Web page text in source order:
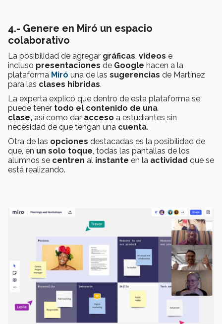
4.- Genere en Miró un espacio
colaborativo
La posibilidad de agregar gráficas videos e
incluso presentaciones de Google hacen a la
plataforma Miró una de las sugerencias de Martínez
para las clases híbridas.
La experta explicó que dentro de esta plataforma se
puede tener todo el contenido de una
clase, así como dar acceso a estudiantes sin
necesidad de que tengan una cuenta.
Otra de las opciones destacadas es la posibilidad de
que, en un solo toque , todas las pantallas de los
alumnos se centren al instante en la actividad que se
está realizando.